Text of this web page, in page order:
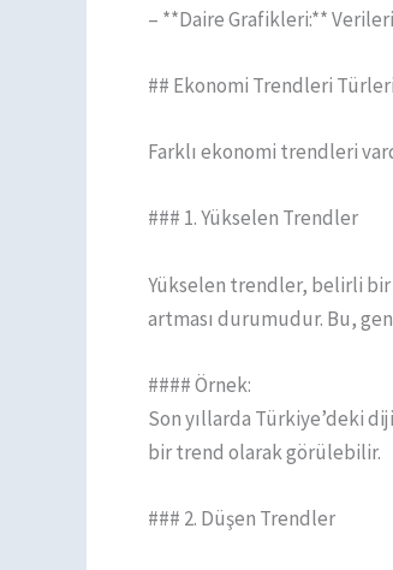
– **Daire Grafikleri:**
## Ekonomi Trendleri Türleri
Farklı ekonomi trendleri
### 1. Yükselen Trendler
Yükselen trendler, belirli
artması durumudur. Bu,
#### Örnek:
Son yıllarda Türkiye’deki
bir trend olarak görülebilir.
### 2. Düşen Trendler